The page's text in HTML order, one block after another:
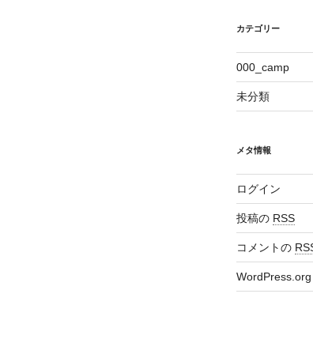
カテゴリー
000_camp
未分類
メタ情報
ログイン
投稿の RSS
コメントの
WordPress.org